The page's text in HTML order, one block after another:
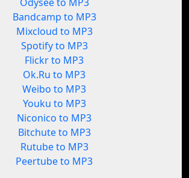
Bandcamp to MP3
Mixcloud to MP3
Spotify to MP3
Flickr to MP3
Ok.Ru to MP3
Weibo to MP3
Youku to MP3
Niconico to MP3
Bitchute to MP3
Rutube to MP3
Peertube to MP3